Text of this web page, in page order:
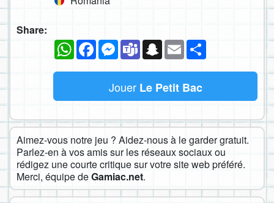
Share:
WhatsAppFacebookMessenger
TeamsSnapchat
Email
Jouer Le Petit Bac
Aimez-vous notre jeu ? Aidez-nous à le garder gratuit.
Parlez-en à vos amis sur les réseaux sociaux ou
rédigez une courte critique sur votre site web préféré.
Merci, équipe deGamiac.net.